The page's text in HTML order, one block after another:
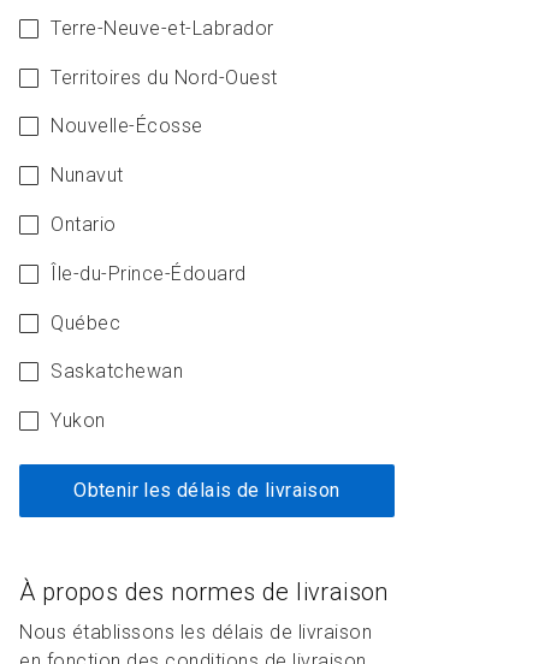
Terre-Neuve-et-Labrador
Territoires du Nord-Ouest
Nouvelle-Écosse
Nunavut
Ontario
Île-du-Prince-Édouard
Québec
Saskatchewan
Yukon
Obtenir les délais de livraison
À propos des normes de livraison
Nous établissons les délais de livraison